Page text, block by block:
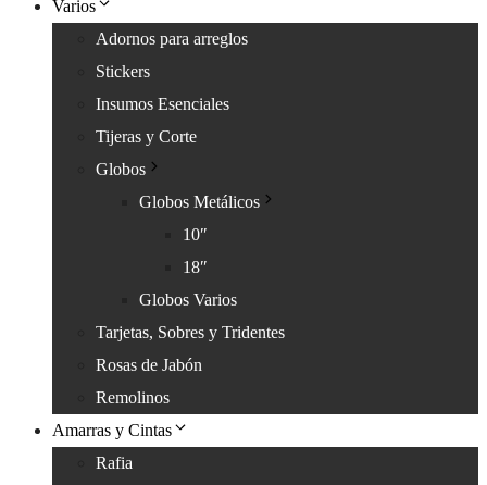
Varios
Adornos para arreglos
Stickers
Insumos Esenciales
Tijeras y Corte
Globos
Globos Metálicos
10″
18″
Globos Varios
Tarjetas, Sobres y Tridentes
Rosas de Jabón
Remolinos
Amarras y Cintas
Rafia